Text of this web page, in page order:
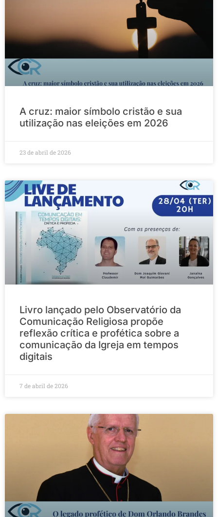
A cruz: maior símbolo cristão e sua
utilização nas eleições em 2026
23 de abril de 2026
Livro lançado pelo Observatório da
Comunicação Religiosa propõe
reflexão crítica e profética sobre a
comunicação da Igreja em tempos
digitais
7 de abril de 2026